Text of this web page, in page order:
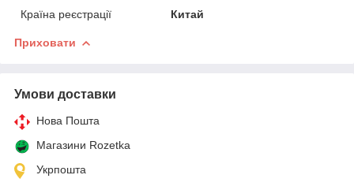
Країна реєстрації
Китай
Приховати
Умови доставки
Нова Пошта
Магазини Rozetka
Укрпошта